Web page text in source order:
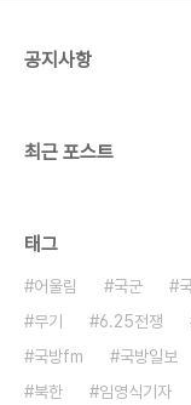
공지사항
최근 포스트
태그
어울림 국군
무기
6.25전쟁
국방fm
국방일보
북한
임영식기자